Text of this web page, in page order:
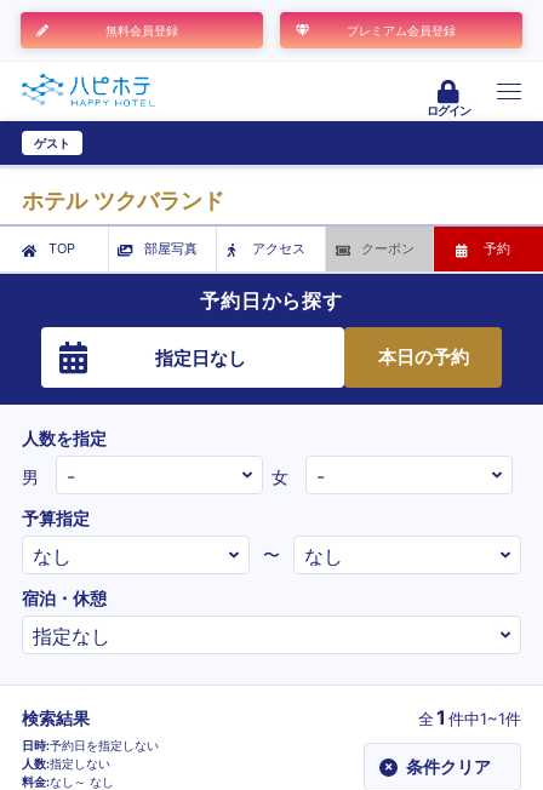
無料会員登録 プレミアム会員登録
ログイン
ゲスト
ホテル ツクバランド
TOP 部屋写真 アクセス クーポン 予約
予約日から探す
指定日なし 本日の予約
人数を指定
男
女
予算指定
〜
宿泊・休憩
検索結果 全1 件中1~1件
日時 予約日を指定しない
人数 指定しない
料金 なし～ なし
× 条件クリア